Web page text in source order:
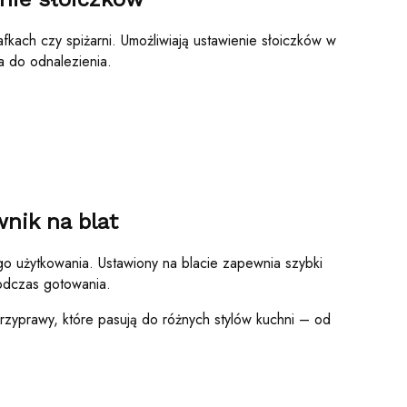
czy spiżarni. Umożliwiają ustawienie słoiczków w
do odnalezienia.
na blat
Ustawiony na blacie zapewnia szybki
gotowania.
które pasują do różnych stylów kuchni – od